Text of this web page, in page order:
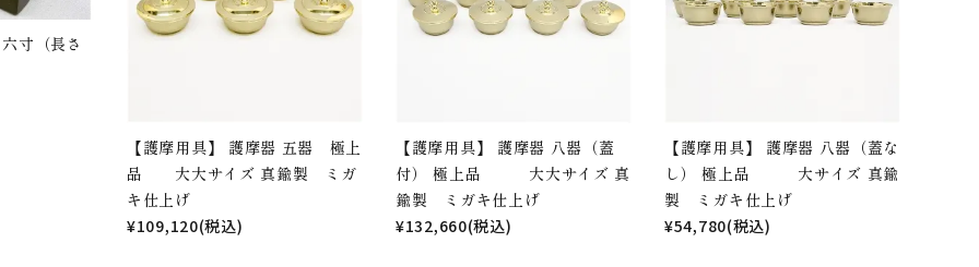
寸（長さ
【護摩用具】 護摩器 五器 極上
品 大大サイズ 真鍮製 ミガ
キ仕上げ
¥109,120(税込)
【護摩用具】 護摩器 八器（蓋
付） 極上品 大大サイズ 真
鍮製 ミガキ仕上げ
¥132,660(税込)
【護摩用具】 護摩器 八器（蓋な
し） 極上品 大サイズ 真鍮
製 ミガキ仕上げ
¥54,780(税込)